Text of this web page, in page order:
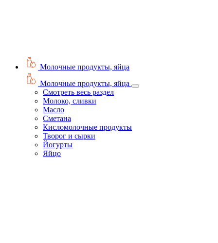
Молочные продукты, яйца
Молочные продукты, яйца
Смотреть весь раздел
Молоко, сливки
Масло
Сметана
Кисломолочные продукты
Творог и сырки
Йогурты
Яйцо